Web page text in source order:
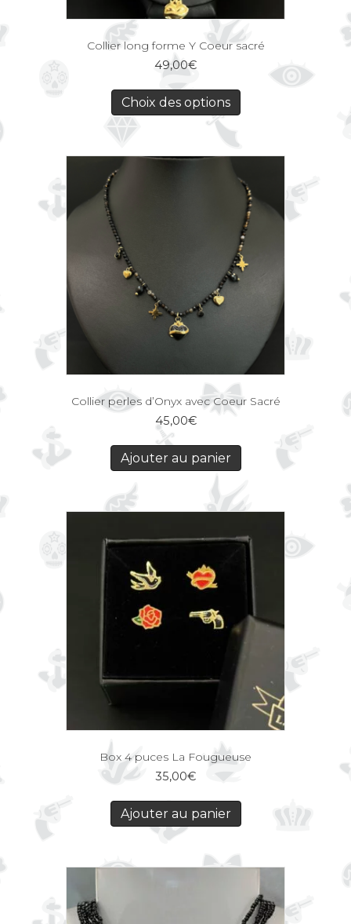
Collier long forme Y Coeur sacré
49,00€
Choix des options
Collier perles d’Onyx avec Coeur Sacré
45,00€
Ajouter au panier
Box 4 puces La Fougueuse
35,00€
Ajouter au panier